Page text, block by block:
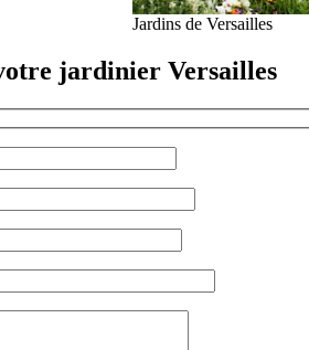
Jardins de Versailles
jardinier Versailles